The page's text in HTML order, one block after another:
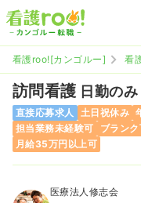
看護roo![カンゴルー] 看
訪問看護 日勤の
直接応募求人 土日祝休み
担当業務未経験可
ブラン
月給35万円以上可
医療法人修志会